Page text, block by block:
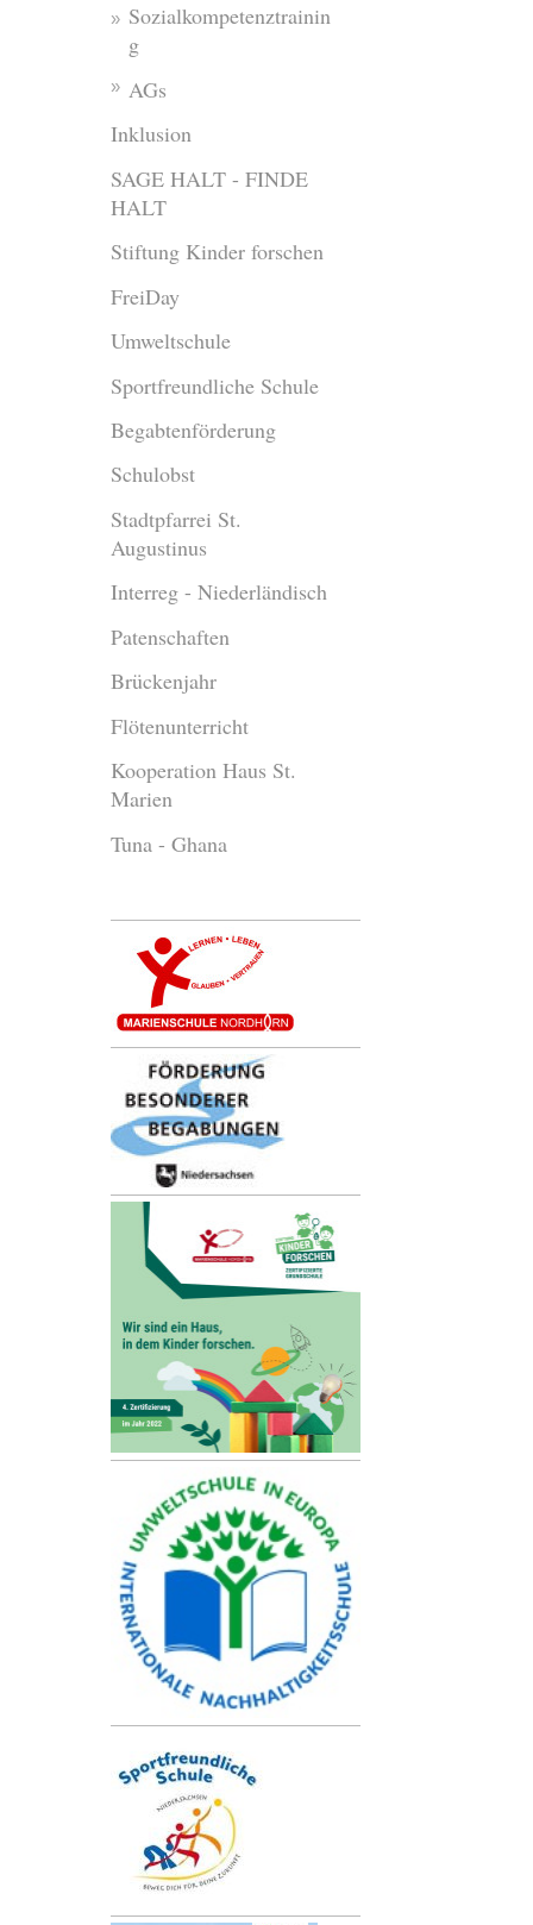
Sozialkompetenztrainin
g
AGs
Inklusion
SAGE HALT - FINDE
HALT
Stiftung Kinder forschen
FreiDay
Umweltschule
Sportfreundliche Schule
Begabtenförderung
Schulobst
Stadtpfarrei St.
Augustinus
Interreg - Niederländisch
Patenschaften
Brückenjahr
Flötenunterricht
Kooperation Haus St.
Marien
Tuna - Ghana